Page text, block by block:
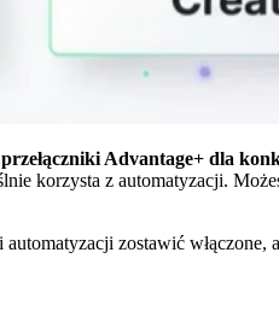
przełączniki Advantage+ dla
korzysta z automatyzacji.
zostawić